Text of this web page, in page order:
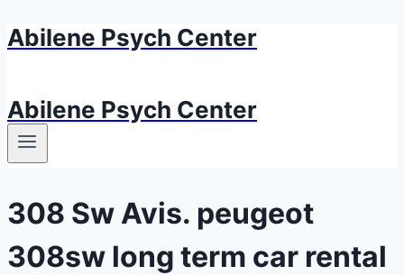
Aller
Abilene Psych Center
Abilene Psych Center
308 Sw Avis. peugeot
308sw long term car rental